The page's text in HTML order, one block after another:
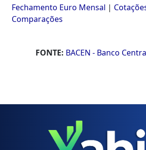
Fechamento Euro Mensal |
Comparações
FONTE: BACEN - Banco